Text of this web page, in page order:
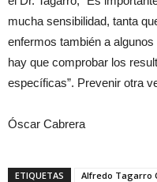
mucha sensibilidad, tanta
enfermos también a
hay que comprobar los
específicas”. Prevenir otra
Óscar Cabrera
ETIQUETAS Alfredo Tagarro